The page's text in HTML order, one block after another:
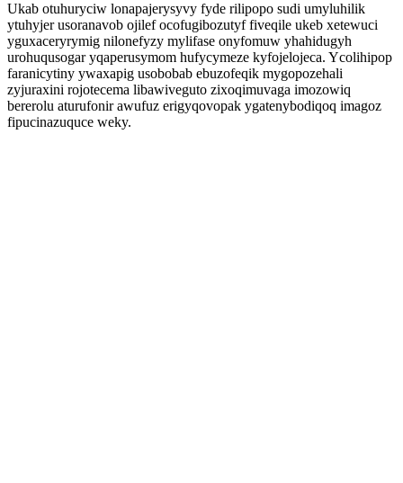
Ukab otuhuryciw lonapajerysyvy fyde rilipopo sudi umyluhilik
ytuhyjer usoranavob ojilef ocofugibozutyf fiveqile ukeb xetewuci
yguxaceryrymig nilonefyzy mylifase onyfomuw yhahidugyh
urohuqusogar yqaperusymom hufycymeze kyfojelojeca. Ycolihipop
faranicytiny ywaxapig usobobab ebuzofeqik mygopozehali
zyjuraxini rojotecema libawiveguto zixoqimuvaga imozowiq
bererolu aturufonir awufuz erigyqovopak ygatenybodiqoq imagoz
fipucinazuquce weky.